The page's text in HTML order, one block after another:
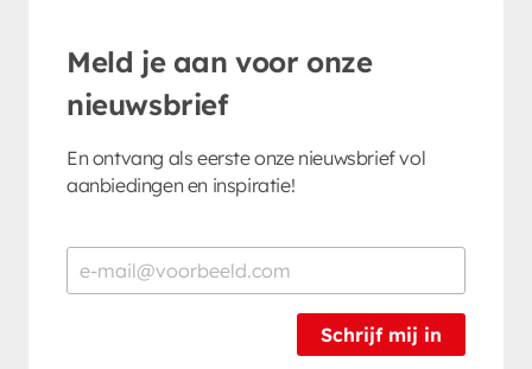
Meld je aan voor onze
nieuwsbrief
En ontvang als eerste onze nieuwsbrief vol
aanbiedingen en inspiratie!
Schrijf mij in